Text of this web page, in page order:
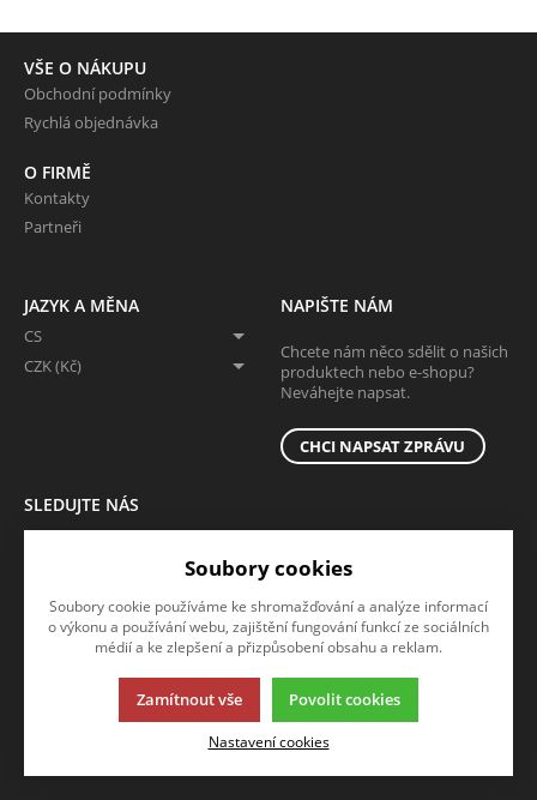
VŠE O NÁKUPU
Obchodní podmínky
Rychlá objednávka
O FIRMĚ
Kontakty
Partneři
JAZYK A MĚNA
CS
CZK (Kč)
NAPIŠTE NÁM
Chcete nám něco sdělit o našich
produktech nebo e-shopu?
Neváhejte napsat.
CHCI NAPSAT ZPRÁVU
SLEDUJTE NÁS
Tato stránka používá soubory cookies. Klikněte pro více informací.
Soubory cookies
Soubory cookie používáme ke shromažďování a analýze informací
o výkonu a používání webu, zajištění fungování funkcí ze sociálních
médií a ke zlepšení a přizpůsobení obsahu a reklam.
Zamítnout vše Povolit cookies
Nastavení cookies